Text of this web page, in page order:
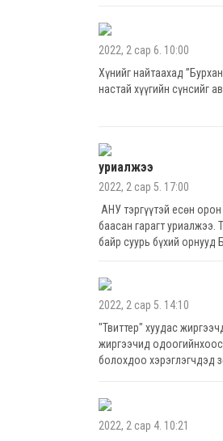
2022, 2 сар 6. 10:00
Хүнийг найтаахад
настай хүүгийн сүнсийг
уриалжээ
2022, 2 сар 5. 17:00
АНУ тэргүүтэй есөн
баасан гарагт уриалжээ.
байр суурь бүхий орнууд
2022, 2 сар 5. 14:10
"Твиттер" хуудас
жиргээчид одоогийнхоос
болохдоо хэрэглэгчдэд
2022, 2 сар 4. 10:21